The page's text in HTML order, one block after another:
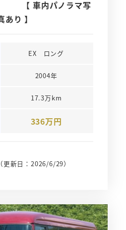
パノラマ写
あり 】
EX　ロング
2004年
17.3万km
336万円
（更新日：2026/6/29）